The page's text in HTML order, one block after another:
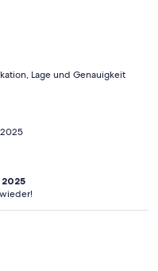
Lage und Genauigkeit